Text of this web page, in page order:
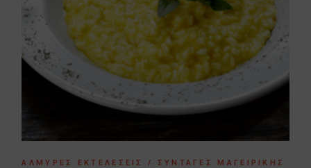
ΑΛΜΥΡΈΣ ΕΚΤΕΛΈΣΕΙΣ / ΣΥΝΤΑΓΈΣ ΜΑΓΕΙΡΙΚΉΣ